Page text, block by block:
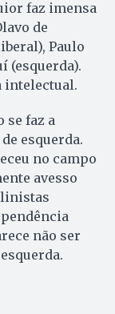
faz imensa
de
Paulo
(esquerda).
intelectual.
se faz a
esquerda.
no campo
avesso
não ser